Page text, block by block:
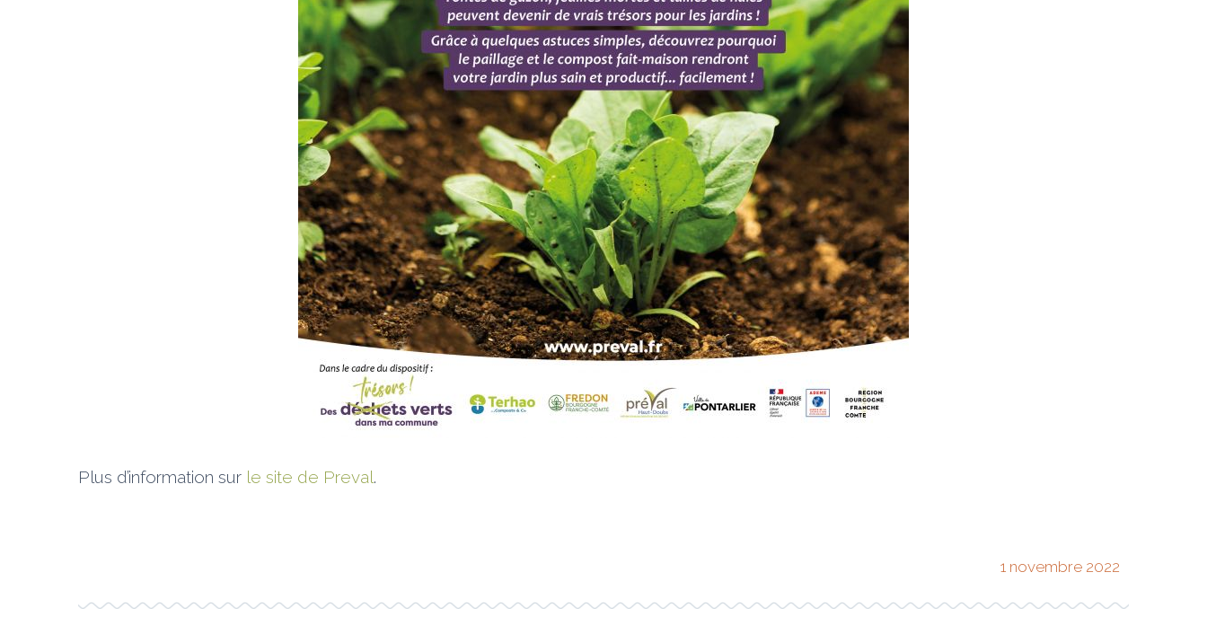
Plus d’information sur le site de Preval.
1 novembre 2022